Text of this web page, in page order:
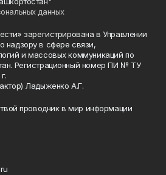
данных
зарегистрирована в Управлении
надзору в сфере связи,
и массовых коммуникаций по
Регистрационный номер ПИ № ТУ
Ладыженко А.Г.
проводник в мир информации